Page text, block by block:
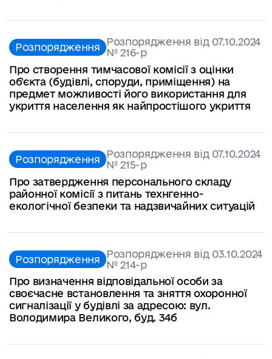
Розпорядження Розпорядження від 07.10.2024
№ 216-p
Про створення тимчасової комісії з оцінки
об'єкта (будівлі, споруди, приміщення) на
предмет можливості його використання для
укриття населення як найпростішого укриття
Розпорядження Розпорядження від 07.10.2024
№ 215-p
Про затвердження персонального складу
районної комісії з питань технгенно-
екологічної безпеки та надзвичайних ситуацій
Розпорядження Розпорядження від 03.10.2024
№ 214-р
Про визначення відповідальної особи за
своєчасне встановлення та зняття охоронної
сигналізації у будівлі за адресою: вул.
Володимира Великого, буд. 34б